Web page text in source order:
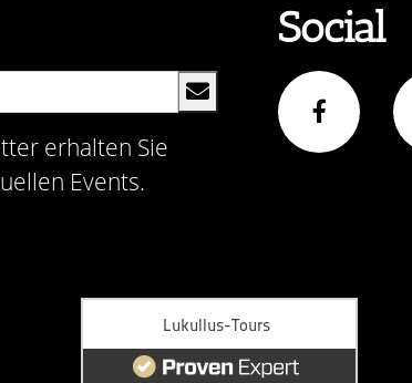
erhalten Sie
Events.
Social